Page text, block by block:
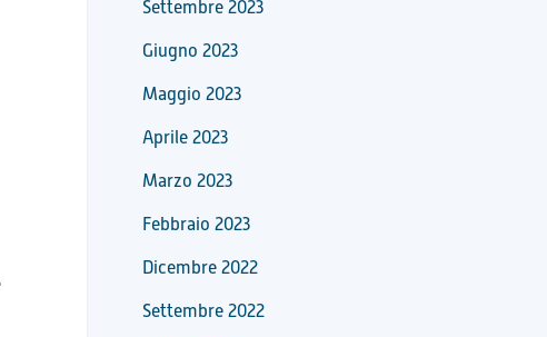
Settembre 2023
Giugno 2023
Maggio 2023
Aprile 2023
Marzo 2023
Febbraio 2023
Dicembre 2022
Settembre 2022